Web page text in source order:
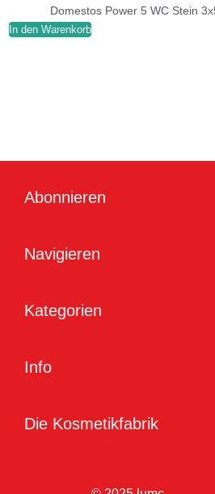
Domestos Power 5 WC Stein
In den Warenkorb
Abonnieren
Navigieren
Kategorien
Info
Die Kosmetikfabrik